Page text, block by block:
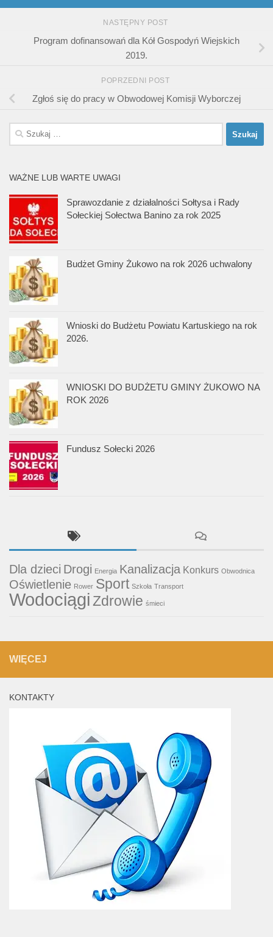
NASTĘPNY POST
Program dofinansowań dla Kół Gospodyń Wiejskich
2019.
POPRZEDNI POST
Zgłoś się do pracy w Obwodowej Komisji Wyborczej
Szukaj:
WAŻNE LUB WARTE UWAGI
Sprawozdanie z działalności Sołtysa i Rady
Sołeckiej Sołectwa Banino za rok 2025
Budżet Gminy Żukowo na rok 2026 uchwalony
Wnioski do Budżetu Powiatu Kartuskiego na rok
2026.
WNIOSKI DO BUDŻETU GMINY ŻUKOWO NA
ROK 2026
Fundusz Sołecki 2026
Dla dzieci Drogi Energia Kanalizacja Konkurs Obwodnica
Oświetlenie Rower Sport Szkoła Transport
WodociągiZdrowie śmieci
WIĘCEJ
KONTAKTY